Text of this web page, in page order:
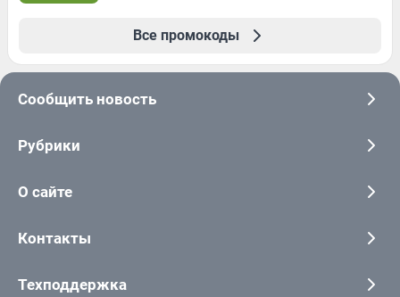
Все промокоды
Сообщить новость
Рубрики
О сайте
Контакты
Техподдержка